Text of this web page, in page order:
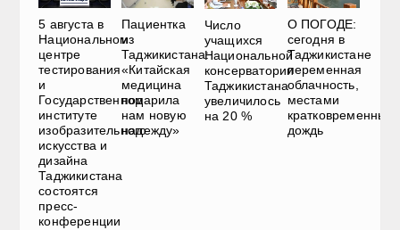
5 августа в
Национальном
центре
тестирования
и
Государственном
институте
изобразительного
искусства и
дизайна
Таджикистана
состоятся
пресс-
конференции
Пациентка
из
Таджикистана:
«Китайская
медицина
подарила
нам новую
надежду»
Число
учащихся
Национальной
консерватории
Таджикистана
увеличилось
на 20 %
О ПОГОДЕ:
сегодня в
Таджикистане
переменная
облачность,
местами
кратковременный
дождь